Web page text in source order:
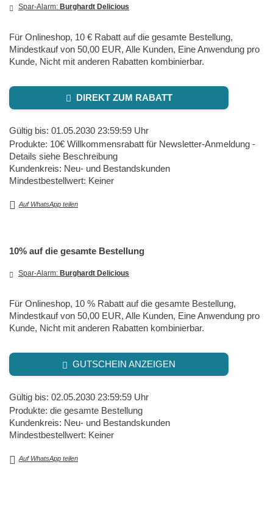
Spar-Alarm: Burghardt Delicious
Für Onlineshop, 10 € Rabatt auf die gesamte Bestellung,
Mindestkauf von 50,00 EUR, Alle Kunden, Eine Anwendung pro
Kunde, Nicht mit anderen Rabatten kombinierbar.
DIREKT ZUM RABATT
Gültig bis: 01.05.2030 23:59:59 Uhr
Produkte: 10€ Willkommensrabatt für Newsletter-Anmeldung -
Details siehe Beschreibung
Kundenkreis: Neu- und Bestandskunden
Mindestbestellwert: Keiner
Auf WhatsApp teilen
10% auf die gesamte Bestellung
Spar-Alarm: Burghardt Delicious
Für Onlineshop, 10 % Rabatt auf die gesamte Bestellung,
Mindestkauf von 50,00 EUR, Alle Kunden, Eine Anwendung pro
Kunde, Nicht mit anderen Rabatten kombinierbar.
GUTSCHEIN ANZEIGEN
Gültig bis: 02.05.2030 23:59:59 Uhr
Produkte: die gesamte Bestellung
Kundenkreis: Neu- und Bestandskunden
Mindestbestellwert: Keiner
Auf WhatsApp teilen